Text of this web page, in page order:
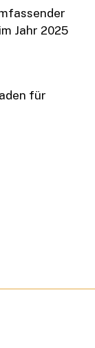
Jahr 2025
für